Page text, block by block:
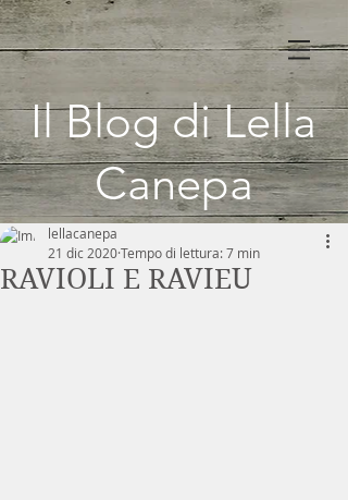
Il Blog di Lella
Canepa
RAVIOLI E RAVIEU
lellacanepa
21 dic 2020Tempo di lettura: 7 min